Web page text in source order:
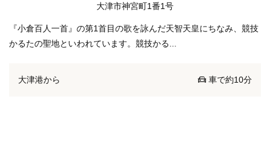
大津市神宮町1番1号
『小倉百人一首』の第1首目の歌を詠んだ天智天皇にちなみ、競技
かるたの聖地といわれています。競技かる...
大津港から 車で約10分